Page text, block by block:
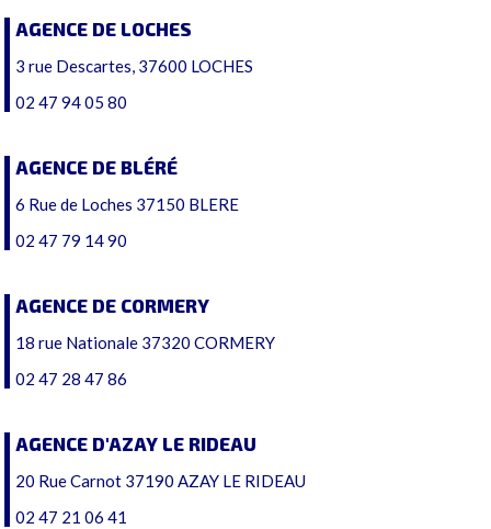
AGENCE DE LOCHES
3 rue Descartes, 37600 LOCHES
02 47 94 05 80
AGENCE DE BLÉRÉ
6 Rue de Loches 37150 BLERE
02 47 79 14 90
AGENCE DE CORMERY
18 rue Nationale 37320 CORMERY
02 47 28 47 86
AGENCE D'AZAY LE RIDEAU
20 Rue Carnot 37190 AZAY LE RIDEAU
02 47 21 06 41